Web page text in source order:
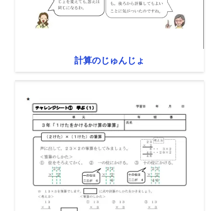
計算のじゅんじょ